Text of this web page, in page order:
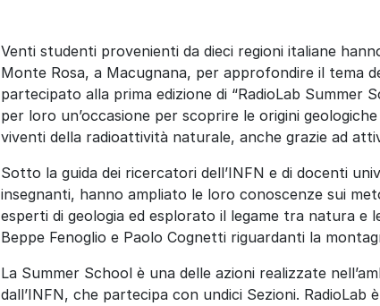
Venti studenti provenienti da dieci regioni italiane
Monte Rosa, a Macugnana, per approfondire il tema
partecipato alla prima edizione di “RadioLab Summer
per loro un’occasione per scoprire le origini
viventi della radioattività naturale, anche grazie ad
Sotto la guida dei ricercatori dell’INFN e di docenti
insegnanti, hanno ampliato le loro conoscenze sui
esperti di geologia ed esplorato il legame tra natura
Beppe Fenoglio e Paolo Cognetti riguardanti la
La Summer School è una delle azioni realizzate
dall’INFN, che partecipa con undici Sezioni.